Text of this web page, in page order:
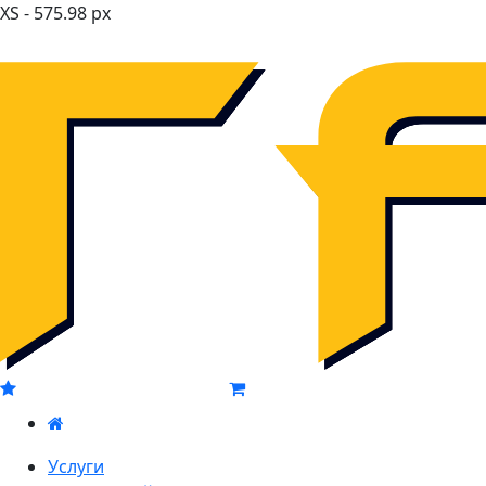
XS - 575.98 px
Услуги